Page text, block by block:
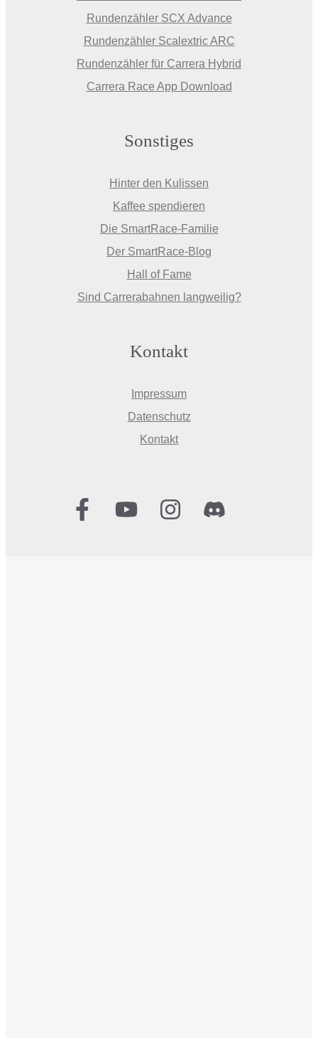
Rundenzähler SCX Advance
Rundenzähler Scalextric ARC
Rundenzähler für Carrera Hybrid
Carrera Race App Download
Sonstiges
Hinter den Kulissen
Kaffee spendieren
Die SmartRace-Familie
Der SmartRace-Blog
Hall of Fame
Sind Carrerabahnen langweilig?
Kontakt
Impressum
Datenschutz
Kontakt